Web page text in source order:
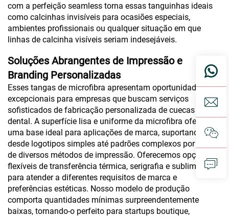
com a perfeição seamless torna essas tanguinhas ideais
como calcinhas invisíveis para ocasiões especiais,
ambientes profissionais ou qualquer situação em que
linhas de calcinha visíveis seriam indesejáveis.
Soluções Abrangentes de Impressão e
Branding Personalizadas
Esses tangas de microfibra apresentam oportunidades
excepcionais para empresas que buscam serviços
sofisticados de fabricação personalizada de cuecas fio-
dental. A superfície lisa e uniforme da microfibra oferece
uma base ideal para aplicações de marca, suportando
desde logotipos simples até padrões complexos por meio
de diversos métodos de impressão. Oferecemos opções
flexíveis de transferência térmica, serigrafia e sublimação
para atender a diferentes requisitos de marca e
preferências estéticas. Nosso modelo de produção
comporta quantidades mínimas surpreendentemente
baixas, tornando-o perfeito para startups boutique,